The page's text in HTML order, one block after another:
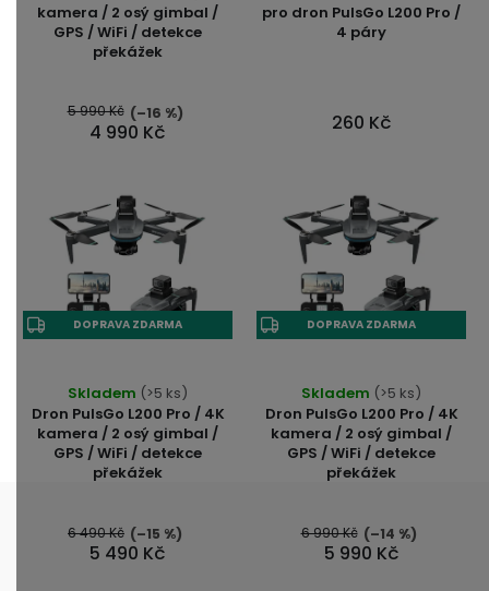
kamera / 2 osý gimbal /
GPS / WiFi / detekce
překážek
4 990 Kč
5 990 Kč (–16 %)
pro dron PulsGo L200 Pro /
4 páry
260 Kč
DOPRAVA ZDARMA
Dron PulsGo L200 Pro / 4K
kamera / 2 osý gimbal /
GPS / WiFi / detekce
překážek
Skladem (>5 ks)
5 490 Kč
6 490 Kč (–15 %)
DOPRAVA ZDARMA
Dron PulsGo L200 Pro / 4K
kamera / 2 osý gimbal /
GPS / WiFi / detekce
překážek
Skladem (>5 ks)
5 990 Kč
6 990 Kč (–14 %)